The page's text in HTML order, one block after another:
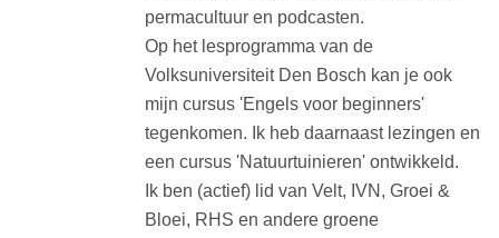
permacultuur en podcasten.
Op het lesprogramma van de
Volksuniversiteit Den Bosch kan je ook
mijn cursus 'Engels voor beginners'
tegenkomen. Ik heb daarnaast lezingen en
een cursus 'Natuurtuinieren' ontwikkeld.
Ik ben (actief) lid van Velt, IVN, Groei &
Bloei, RHS en andere groene